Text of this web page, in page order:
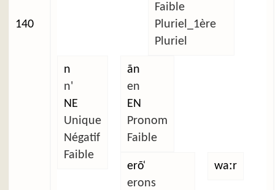
140
Faible
Pluriel_1ère
Pluriel
n
n'
NE
Unique
Négatif
Faible
ãn
en
EN
Pronom
Faible
erõ̜
erons
waːr